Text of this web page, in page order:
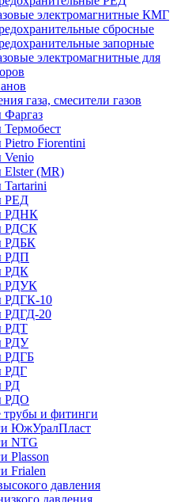
электромагнитные КМГ
сбросные
запорные
электромагнитные для
газа, смесители газов
Фаргаз
Термобест
Pietro Fiorentini
Venio
Elster (MR)
Tartarini
РЕД
РДНК
РДСК
РДБК
РДП
РДК
РДУК
РДГК-10
РДГД-20
РДТ
РДУ
РДГБ
РДГ
РД
РДО
и фитинги
ЮжУралПласт
NTG
Plasson
Frialen
давления
давления